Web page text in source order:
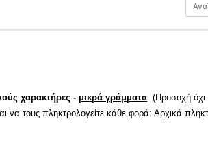
χαρακτήρες - μικρά γράμματα (Προσοχή όχι
τους πληκτρολογείτε κάθε φορά: Αρχικά